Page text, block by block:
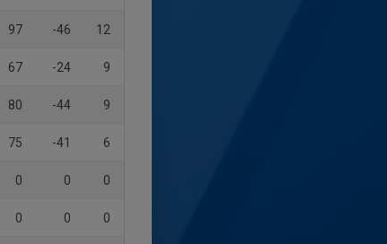
97 -46 12
67 -24 9
80 -44 9
75 -41 6
0 0 0
0 0 0